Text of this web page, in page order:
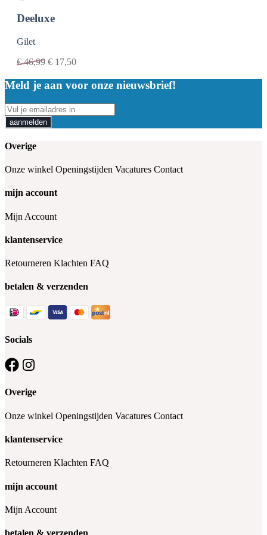
Deeluxe
Gilet
€46,99 € 17,50
Meld je aan voor onze nieuwsbrief!
aanmelden
Overige
Onze winkel Openingstijden Vacatures Contact
mijn account
Mijn Account
klantenservice
Retourneren Klachten FAQ
betalen & verzenden
Socials
Overige
Onze winkel Openingstijden Vacatures Contact
klantenservice
Retourneren Klachten FAQ
mijn account
Mijn Account
betalen & verzenden